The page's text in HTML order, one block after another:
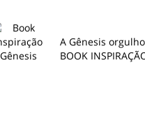
A Gênesis
BOOK